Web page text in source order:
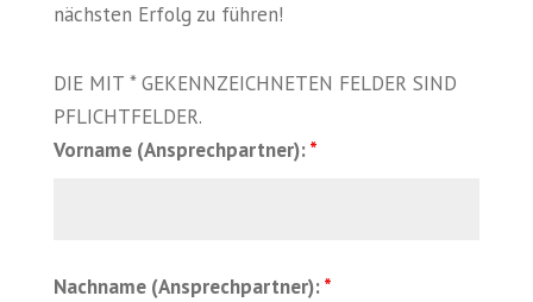
nächsten Erfolg zu führen!
DIE MIT * GEKENNZEICHNETEN FELDER SIND
PFLICHTFELDER.
Vorname (Ansprechpartner):*
Nachname (Ansprechpartner):*